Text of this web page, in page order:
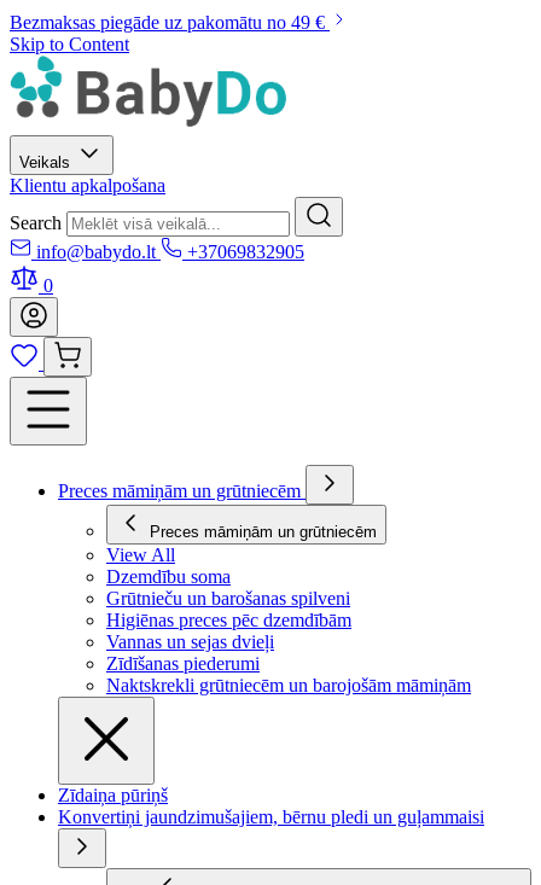
Bezmaksas piegāde uz pakomātu no 49 €
Skip to Content
Veikals
Klientu apkalpošana
Search
info@babydo.lt
+37069832905
0
Preces māmiņām un grūtniecēm
Preces māmiņām un grūtniecēm
View All
Dzemdību soma
Grūtnieču un barošanas spilveni
Higiēnas preces pēc dzemdībām
Vannas un sejas dvieļi
Zīdīšanas piederumi
Naktskrekli grūtniecēm un barojošām māmiņām
Zīdaiņa pūriņš
Konvertiņi jaundzimušajiem, bērnu pledi un guļammaisi